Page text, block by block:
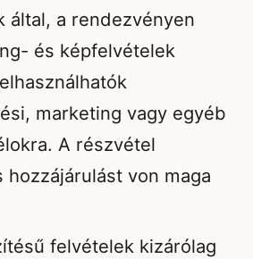
által, a rendezvényen
és képfelvételek
marketing vagy egyéb
A részvétel
hozzájárulást von maga
felvételek kizárólag